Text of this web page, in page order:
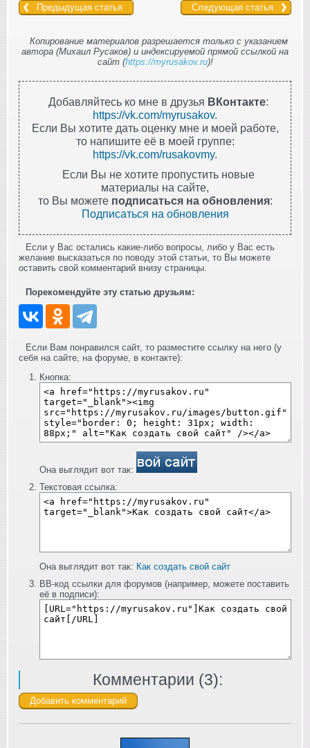
Предыдущая статья Следующая статья
Копирование материалов разрешается только с указанием
автора (Михаил Русаков) и индексируемой прямой ссылкой на
сайт (https://myrusakov.ru)!
Добавляйтесь ко мне в друзья ВКонтакте:
https://vk.com/myrusakov.
Если Вы хотите дать оценку мне и моей работе,
то напишите её в моей группе:
https://vk.com/rusakovmy.
Если Вы не хотите пропустить новые
материалы на сайте,
то Вы можете подписаться на обновления:
Подписаться на обновления
Если у Вас остались какие-либо вопросы, либо у Вас есть
желание высказаться по поводу этой статьи, то Вы можете
оставить свой комментарий внизу страницы.
Порекомендуйте эту статью друзьям:
Если Вам понравился сайт, то разместите ссылку на него (у
себя на сайте, на форуме, в контакте):
Кнопка:
Она выглядит вот так:
Текстовая ссылка:
Она выглядит вот так: Как создать свой сайт
BB-код ссылки для форумов (например, можете поставить
её в подписи):
Комментарии (3):